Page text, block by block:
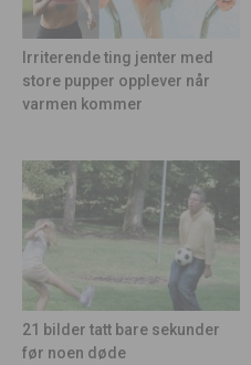
Irriterende ting jenter med
store pupper opplever når
varmen kommer
21 bilder tatt bare sekunder
før noen døde